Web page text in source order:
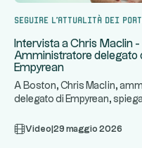
Seguire l'attualità dei
Intervista a Chris Maclin -
Amministratore delegato
Empyrean
A Boston, Chris Maclin,
delegato di Empyrean,
Video 29 maggio 2026